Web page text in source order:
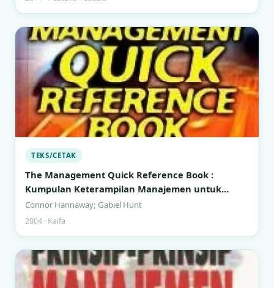
TEKS/CETAK
The Management Quick Reference Book :
Kumpulan Keterampilan Manajemen untuk
Manajer Sibuk
Connor Hannaway; Gabiel Hunt
2004 · Kaifa